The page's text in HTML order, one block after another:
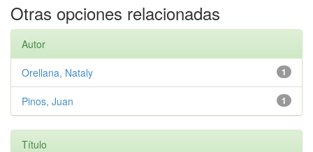
Otras opciones relacionadas
Autor
1
Orellana, Nataly
1
Pinos, Juan
Título